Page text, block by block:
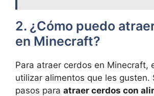
2. ¿Cómo puedo
en Minecraft?
Para atraer cerdos en Minecraft,
utilizar alimentos que les gusten.
pasos para​ atraer cerdos con‍